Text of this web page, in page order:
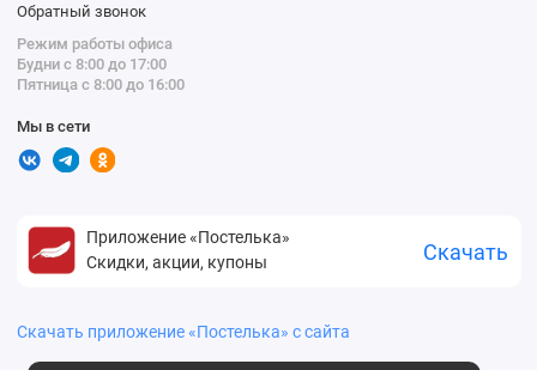
Обратный звонок
Режим работы офиса
Будни с 8:00 до 17:00
Пятница с 8:00 до 16:00
Мы в сети
Приложение «Постелька»
Скидки, акции, купоны
Скачать
Скачать приложение «Постелька» с сайта